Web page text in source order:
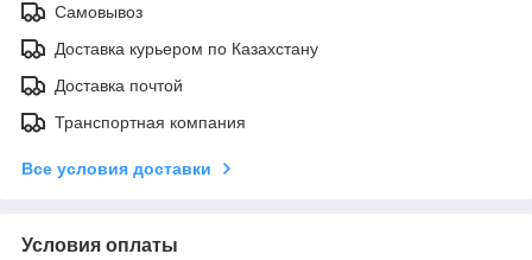
Самовывоз
Доставка курьером по Казахстану
Доставка почтой
Транспортная компания
Все условия доставки
Условия оплаты